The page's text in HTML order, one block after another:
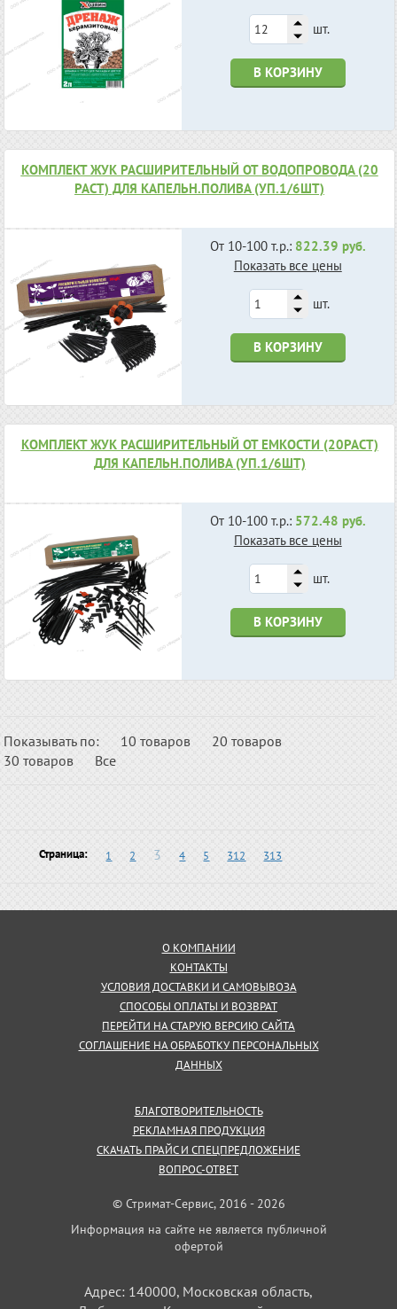
шт.
В КОРЗИНУ
КОМПЛЕКТ ЖУК РАСШИРИТЕЛЬНЫЙ ОТ ВОДОПРОВОДА (20
РАСТ) ДЛЯ КАПЕЛЬН.ПОЛИВА (УП.1/6ШТ)
От 10-100 т.р.: 822.39 руб.
Показать все цены
шт.
В КОРЗИНУ
КОМПЛЕКТ ЖУК РАСШИРИТЕЛЬНЫЙ ОТ ЕМКОСТИ (20РАСТ)
ДЛЯ КАПЕЛЬН.ПОЛИВА (УП.1/6ШТ)
От 10-100 т.р.: 572.48 руб.
Показать все цены
шт.
В КОРЗИНУ
Показывать по: 10 товаров
20 товаров
30 товаров
Все
Страница: 1 2 3 4 5 312 313
О КОМПАНИИ
КОНТАКТЫ
УСЛОВИЯ ДОСТАВКИ И САМОВЫВОЗА
СПОСОБЫ ОПЛАТЫ И ВОЗВРАТ
ПЕРЕЙТИ НА СТАРУЮ ВЕРСИЮ САЙТА
СОГЛАШЕНИЕ НА ОБРАБОТКУ ПЕРСОНАЛЬНЫХ
ДАННЫХ
БЛАГОТВОРИТЕЛЬНОСТЬ
РЕКЛАМНАЯ ПРОДУКЦИЯ
СКАЧАТЬ ПРАЙС И СПЕЦПРЕДЛОЖЕНИЕ
ВОПРОС-ОТВЕТ
© Стримат-Сервис, 2016 - 2026
Информация на сайте не является публичной
офертой
Адрес: 140000, Московская область,